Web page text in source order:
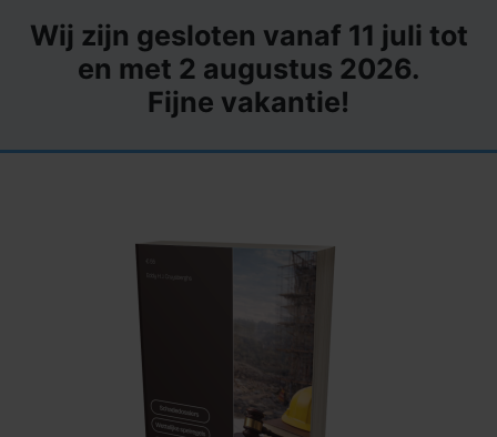
Wij zijn gesloten vanaf 11 juli tot
en met 2 augustus 2026.
Fijne vakantie!